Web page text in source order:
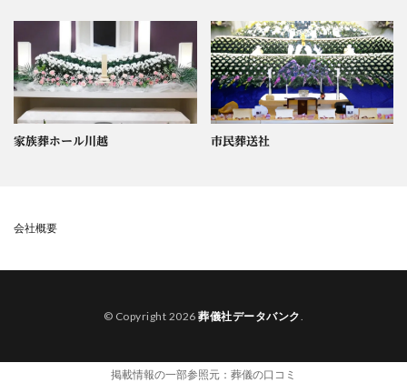
家族葬ホール川越 市民葬送社
会社概要
© Copyright 2026葬儀社データバンク.
掲載情報の一部参照元： 葬儀の口コミ